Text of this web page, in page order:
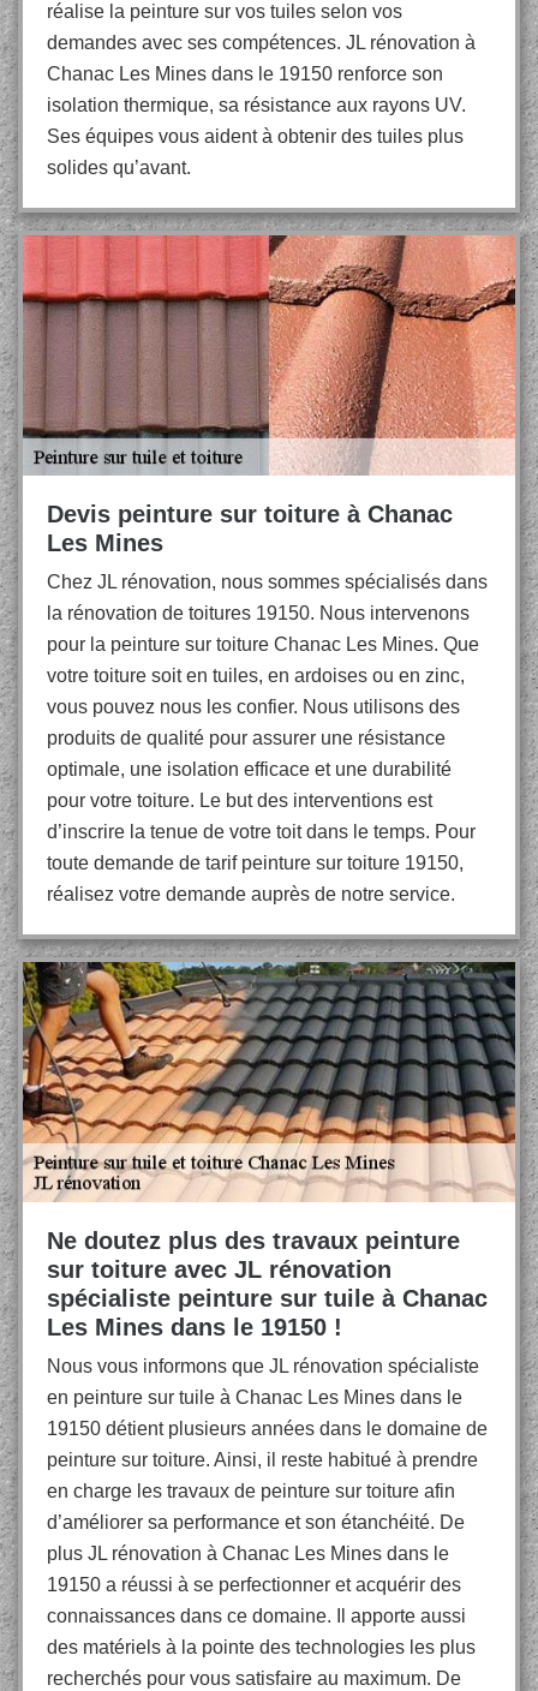
réalise la peinture sur vos tuiles selon vos
demandes avec ses compétences. JL rénovation à
Chanac Les Mines dans le 19150 renforce son
isolation thermique, sa résistance aux rayons UV.
Ses équipes vous aident à obtenir des tuiles plus
solides qu’avant.
Devis peinture sur toiture à Chanac
Les Mines
Chez JL rénovation, nous sommes spécialisés dans
la rénovation de toitures 19150. Nous intervenons
pour la peinture sur toiture Chanac Les Mines. Que
votre toiture soit en tuiles, en ardoises ou en zinc,
vous pouvez nous les confier. Nous utilisons des
produits de qualité pour assurer une résistance
optimale, une isolation efficace et une durabilité
pour votre toiture. Le but des interventions est
d’inscrire la tenue de votre toit dans le temps. Pour
toute demande de tarif peinture sur toiture 19150,
réalisez votre demande auprès de notre service.
Ne doutez plus des travaux peinture
sur toiture avec JL rénovation
spécialiste peinture sur tuile à Chanac
Les Mines dans le 19150 !
Nous vous informons que JL rénovation spécialiste
en peinture sur tuile à Chanac Les Mines dans le
19150 détient plusieurs années dans le domaine de
peinture sur toiture. Ainsi, il reste habitué à prendre
en charge les travaux de peinture sur toiture afin
d’améliorer sa performance et son étanchéité. De
plus JL rénovation à Chanac Les Mines dans le
19150 a réussi à se perfectionner et acquérir des
connaissances dans ce domaine. Il apporte aussi
des matériels à la pointe des technologies les plus
recherchés pour vous satisfaire au maximum. De